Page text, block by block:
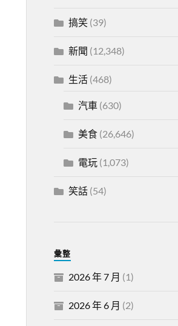
搞笑(39)
新聞 (12,348)
生活(468)
汽車(630)
美食(26,646)
電玩(1,073)
笑話(54)
彙整
2026 年 7 月 (1)
2026 年 6 月 (2)